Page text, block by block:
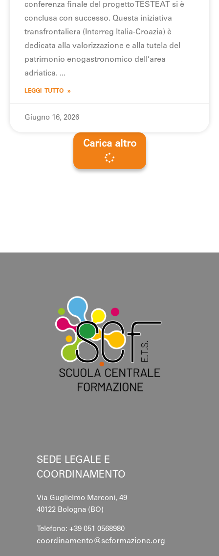
conferenza finale del progetto TESTEAT si è
conclusa con successo. Questa iniziativa
transfrontaliera (Interreg Italia-Croazia) è
dedicata alla valorizzazione e alla tutela del
patrimonio enogastronomico dell’area
adriatica.
LEGGI TUTTO »
Giugno 16, 2026
Carica altro
SEDE LEGALE E
COORDINAMENTO
Via Guglielmo Marconi, 49
40122 Bologna (BO)
Telefono: +39 051 0568980
coordinamento@scformazione.org